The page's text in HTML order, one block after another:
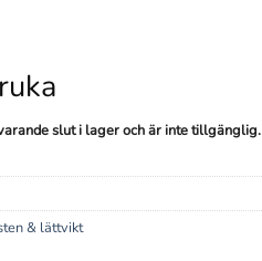
slut i lager och är inte tillgänglig.
& lättvikt